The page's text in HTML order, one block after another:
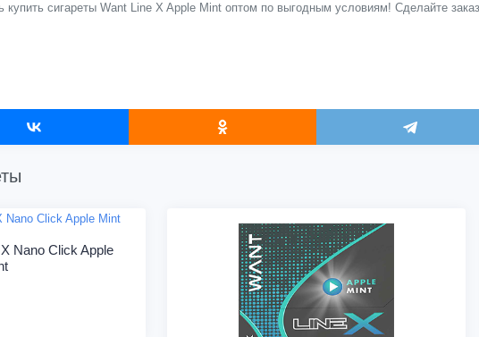
купить сигареты Want Line X Apple Mint оптом по выгодным условиям! Сделайте
Nano Click Apple